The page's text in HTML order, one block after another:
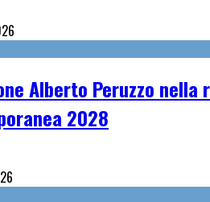
Alberto Peruzzo
2028